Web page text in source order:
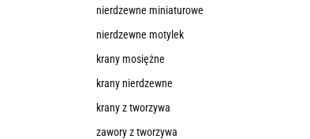
nierdzewne miniaturowe
nierdzewne motylek
krany mosiężne
krany nierdzewne
krany z tworzywa
zawory z tworzywa